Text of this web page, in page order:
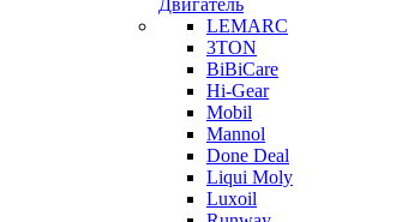
Двигатель
LEMARC
3TON
BiBiCare
Hi-Gear
Mobil
Mannol
Done Deal
Liqui Moly
Luxoil